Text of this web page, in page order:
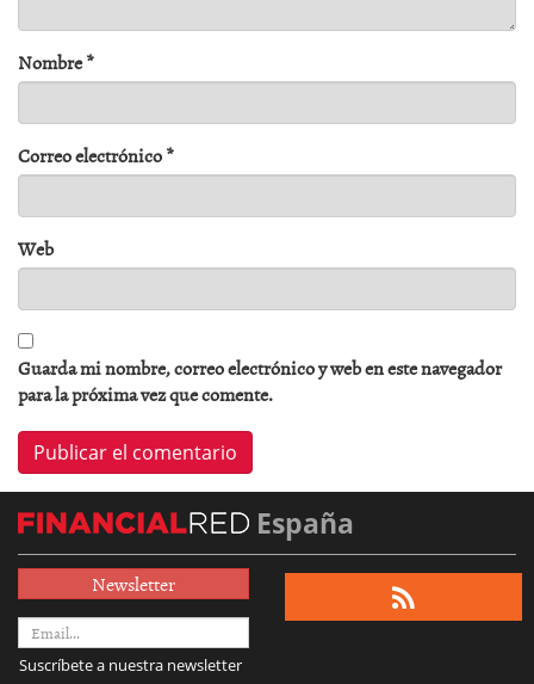
Nombre*
Correo electrónico*
Web
Guarda mi nombre, correo electrónico y web en este navegador
para la próxima vez que comente.
España
Newsletter
Suscríbete a nuestra newsletter